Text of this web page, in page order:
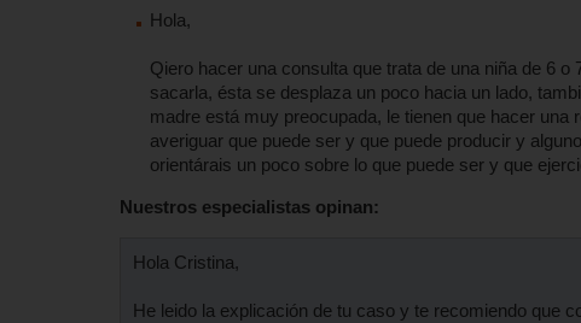
Hola,
Qiero hacer una consulta que trata de una niña de 6
sacarla, ésta se desplaza un poco hacia un lado,
madre está muy preocupada, le tienen que hacer
averiguar que puede ser y que puede producir y
orientárais un poco sobre lo que puede ser y que
Nuestros especialistas opinan:
Hola Cristina,
He leido la explicación de tu caso y te recomiendo que